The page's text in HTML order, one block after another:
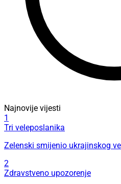
Najnovije vijesti
1
Tri veleposlanika
Zelenski smijenio ukrajinskog
2
Zdravstveno upozorenje